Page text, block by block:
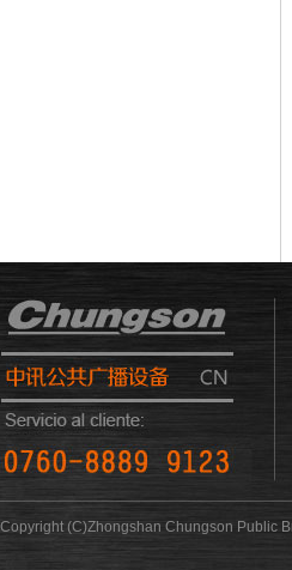
Copyright (C)Zhongshan Chungson Public